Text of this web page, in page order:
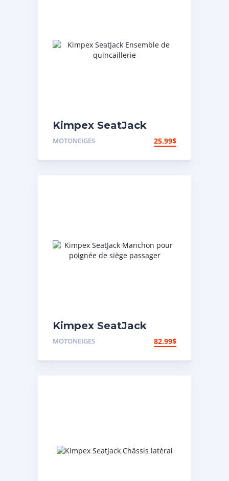
Kimpex SeatJack
Ensemble de
MOTONEIGES 25.99$
Kimpex SeatJack
Manchon pour
passager
MOTONEIGES 82.99$